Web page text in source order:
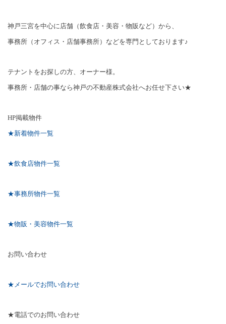
神戸三宮を中心に店舗（飲食店・美容・物販など）から、
事務所（オフィス・店舗事務所）などを専門としております♪
テナントをお探しの方、オーナー様。
事務所・店舗の事なら神戸の不動産株式会社へお任せ下さい★
HP掲載物件
★新着物件一覧
★飲食店物件一覧
★事務所物件一覧
★物販・美容物件一覧
お問い合わせ
★メールでお問い合わせ
★電話でのお問い合わせ